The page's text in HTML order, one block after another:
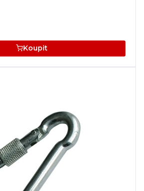
Koupit